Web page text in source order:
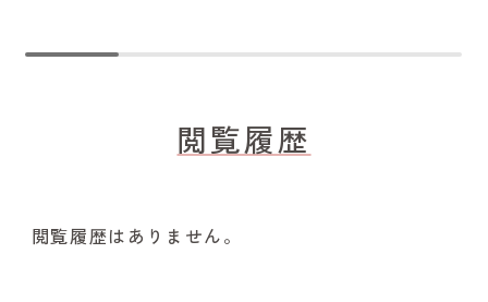
閲覧履歴
閲覧履歴はありません。